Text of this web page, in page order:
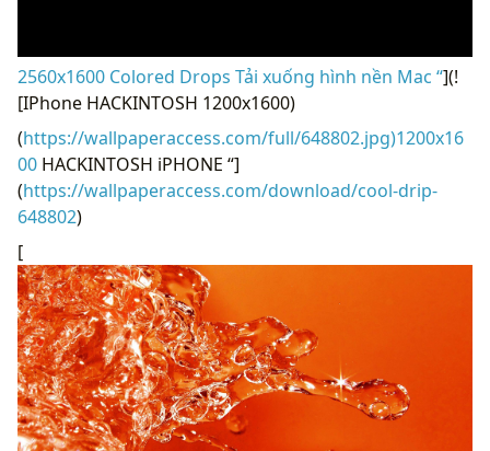
2560x1600 Colored Drops Tải xuống hình nền Mac “](!
[IPhone HACKINTOSH 1200x1600)
(https://wallpaperaccess.com/full/648802.jpg)1200x16
00 HACKINTOSH iPHONE “]
(https://wallpaperaccess.com/download/cool-drip-
648802)
[